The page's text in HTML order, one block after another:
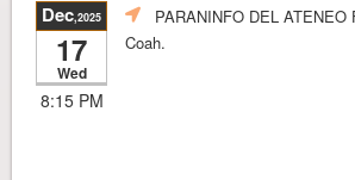
Dec,2025
17
Wed
8:15 PM
PARANINFO DEL ATENEO
Coah.